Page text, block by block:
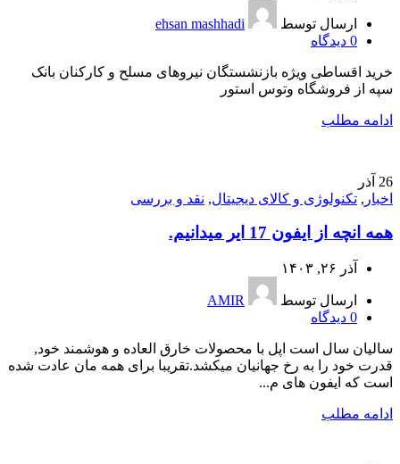
ارسال توسط
ehsan mashhadi
0 دیدگاه
خرید اقساطی ویژه بازنشستگان نیروهای مسلح و کارکنان بانک
سپه از فروشگاه وتوس استور
ادامه مطلب
26 آذر
اخبار , تکنولوژی و کالای دیجیتال, نقد و بررسی
همه انچه از ایفون 17 ایر میدانیم.
آذر ۲۶, ۱۴۰۳
ارسال توسط
AMIR
0 دیدگاه
سالیان سال است اپل با محصولات خارق العاده و هوشمند خود,
قدرت خود را به رخ جهانیان میکشد.تقریبا برای همه مان عادت شده
است که ایفون های م...
ادامه مطلب